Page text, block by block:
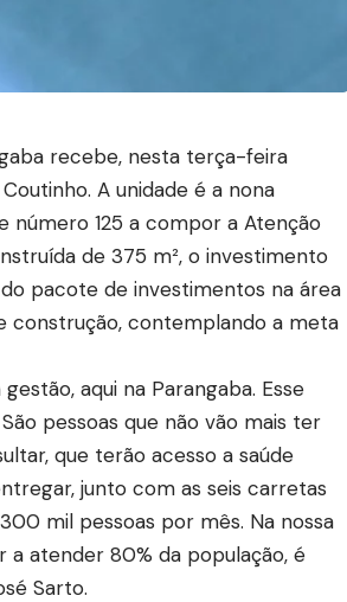
recebe, nesta terça-feira
A unidade é a nona
número 125 a compor a Atenção
de 375 m², o investimento
pacote de investimentos na área
construção, contemplando a meta
aqui na Parangaba. Esse
pessoas que não vão mais ter
que terão acesso a saúde
junto com as seis carretas
mil pessoas por mês. Na nossa
a atender 80% da população, é
Sarto.